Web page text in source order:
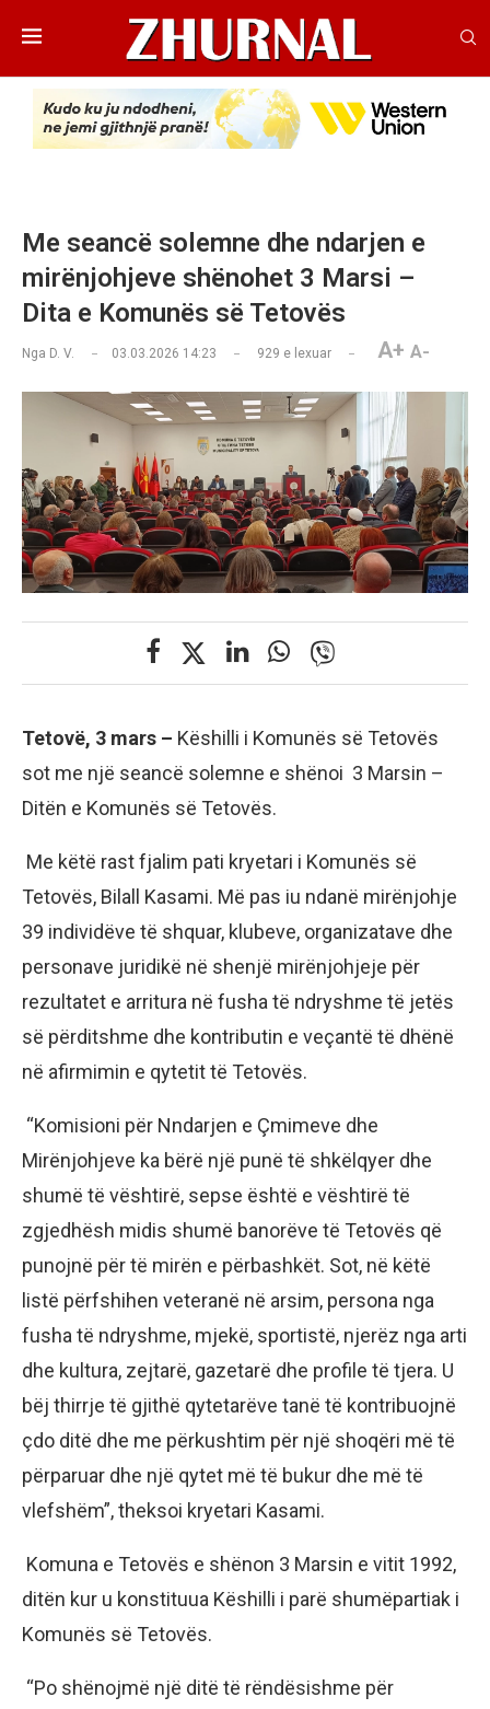
Me seancë solemne dhe ndarjen e
mirënjohjeve shënohet 3 Marsi –
Dita e Komunës së Tetovës
Nga D. V. 03.03.2026 14:23 929 e lexuar A+ A-
Tetovë, 3 mars – Këshilli i Komunës së Tetovës
sot me një seancë solemne e shënoi 3 Marsin –
Ditën e Komunës së Tetovës.
Me këtë rast fjalim pati kryetari i Komunës së
Tetovës, Bilall Kasami. Më pas iu ndanë mirënjohje
39 individëve të shquar, klubeve, organizatave dhe
personave juridikë në shenjë mirënjohjeje për
rezultatet e arritura në fusha të ndryshme të jetës
së përditshme dhe kontributin e veçantë të dhënë
në afirmimin e qytetit të Tetovës.
“Komisioni për Nndarjen e Çmimeve dhe
Mirënjohjeve ka bërë një punë të shkëlqyer dhe
shumë të vështirë, sepse është e vështirë të
zgjedhësh midis shumë banorëve të Tetovës që
punojnë për të mirën e përbashkët. Sot, në këtë
listë përfshihen veteranë në arsim, persona nga
fusha të ndryshme, mjekë, sportistë, njerëz nga arti
dhe kultura, zejtarë, gazetarë dhe profile të tjera. U
bëj thirrje të gjithë qytetarëve tanë të kontribuojnë
çdo ditë dhe me përkushtim për një shoqëri më të
përparuar dhe një qytet më të bukur dhe më të
vlefshëm”, theksoi kryetari Kasami.
Komuna e Tetovës e shënon 3 Marsin e vitit 1992,
ditën kur u konstituua Këshilli i parë shumëpartiak i
Komunës së Tetovës.
“Po shënojmë një ditë të rëndësishme për